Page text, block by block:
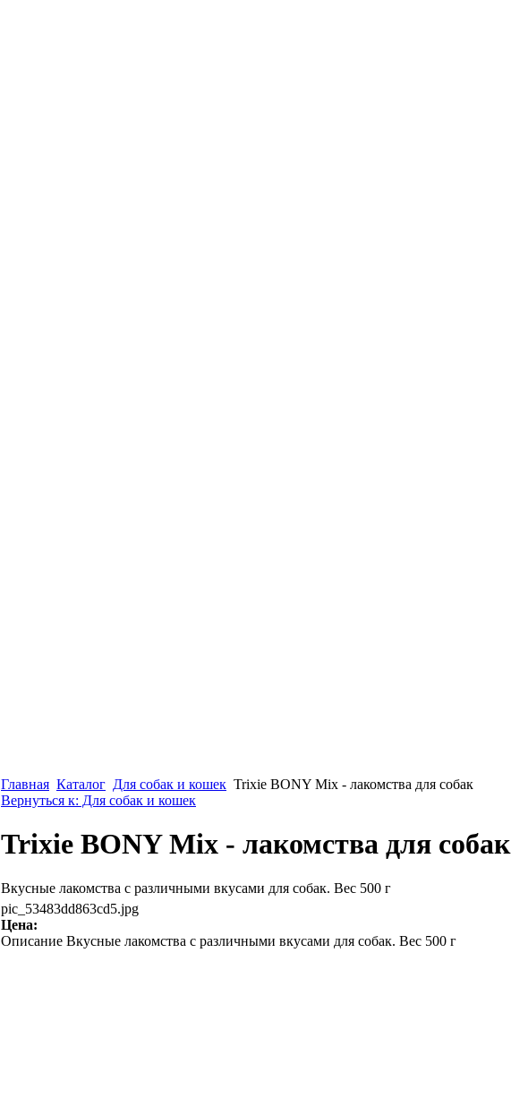
Главная Каталог Для собак и кошек Trixie BONY Mix - лакомства для собак
Вернуться к: Для собак и кошек
Trixie BONY Mix - лакомства для собак
Вкусные лакомства с различными вкусами для собак. Вес 500 г
pic_53483dd863cd5.jpg
Цена:
Описание Вкусные лакомства с различными вкусами для собак. Вес 500 г